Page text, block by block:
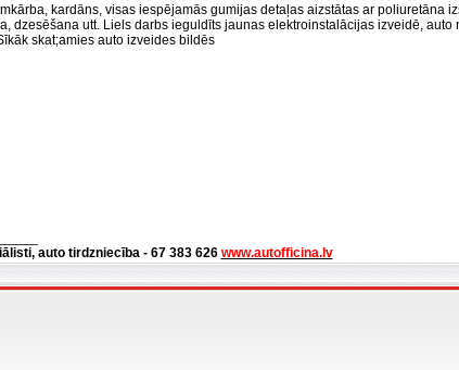
kardāns, visas iespējamās gumijas detaļas aizstātas ar poliuretāna
dzesēšana utt. Liels darbs ieguldīts jaunas elektroinstalācijas izveidē,
skat;amies auto izveides bildēs
auto tirdzniecība - 67 383 626 www.autofficina.lv